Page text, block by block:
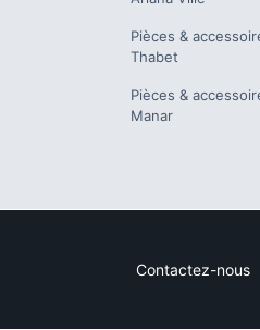
Pièces &
Thabet
Pièces &
Manar
Contactez-nous